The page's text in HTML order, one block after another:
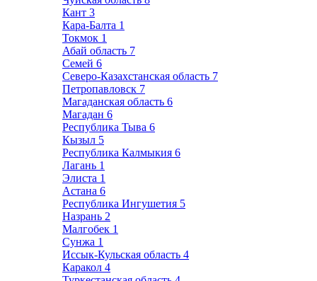
Кант 3
Кара-Балта 1
Токмок 1
Абай область 7
Семей 6
Северо-Казахстанская область 7
Петропавловск 7
Магаданская область 6
Магадан 6
Республика Тыва 6
Кызыл 5
Республика Калмыкия 6
Лагань 1
Элиста 1
Астана 6
Республика Ингушетия 5
Назрань 2
Малгобек 1
Сунжа 1
Иссык-Кульская область 4
Каракол 4